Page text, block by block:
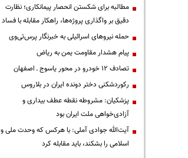
مطالبه برای شکستن انحصار پیمانکاری؛ نظارت
دقیق بر واگذاری پروژه‌ها، راهکار مقابله با فساد
حمله نیروهای اسرائیلی به خبرنگار پرس‌تی‌وی
پیام هشدار مقاومت یمن به ریاض
تصادف ۱۲ خودرو در محور یاسوج ـ اصفهان
رکوردشکنی دختر دونده ایران در بلاروس
پزشکیان: مشروطه نقطه عطف بیداری و
آزادی‌خواهی ملت ایران بود
آیت‌الله جوادی آملی: با هرکس که وحدت ملی و
اسلامی را بشکند، باید مقابله کرد